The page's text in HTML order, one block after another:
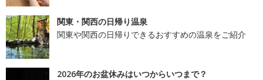
関東・関西の日帰り温泉
関東や関西の日帰りできるおすすめの温泉をご紹介
2026年のお盆休みはいつからいつまで？